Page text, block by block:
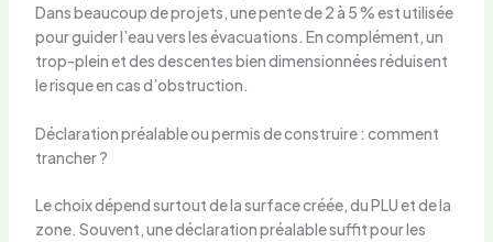
Dans beaucoup de projets, une pente de 2 à 5 % est utilisée
pour guider l’eau vers les évacuations. En complément, un
trop-plein et des descentes bien dimensionnées réduisent
le risque en cas d’obstruction.
Déclaration préalable ou permis de construire : comment
trancher ?
Le choix dépend surtout de la surface créée, du PLU et de la
zone. Souvent, une déclaration préalable suffit pour les